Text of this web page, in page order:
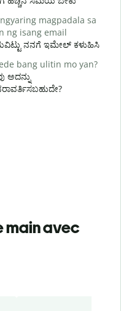
magpadala sa
ng isang email
ನನಗೆ ಇಮೇಲ್ ಕಳುಹಿಸಿ
bang ulitin mo yan?
ಅದನ್ನು
main avec